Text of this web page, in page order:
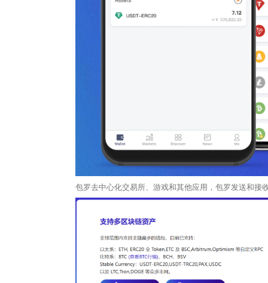
包罗去中心化交易所、游戏和其他应用，包罗发送和接